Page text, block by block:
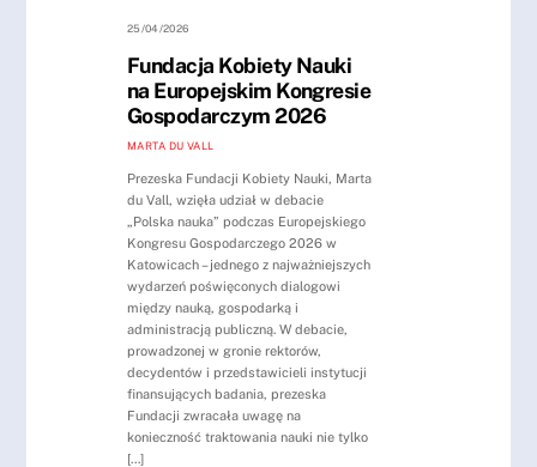
25/04/2026
Fundacja Kobiety Nauki
na Europejskim Kongresie
Gospodarczym 2026
MARTA DU VALL
Prezeska Fundacji Kobiety Nauki, Marta
du Vall, wzięła udział w debacie
„Polska nauka” podczas Europejskiego
Kongresu Gospodarczego 2026 w
Katowicach – jednego z najważniejszych
wydarzeń poświęconych dialogowi
między nauką, gospodarką i
administracją publiczną. W debacie,
prowadzonej w gronie rektorów,
decydentów i przedstawicieli instytucji
finansujących badania, prezeska
Fundacji zwracała uwagę na
konieczność traktowania nauki nie tylko
[…]